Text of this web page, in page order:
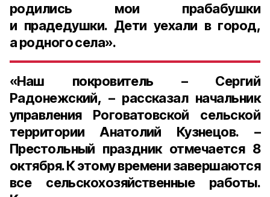
родились мои прабабушки
и прадедушки. Дети уехали в город,
а родного села».
«Наш покровитель – Сергий
Радонежский, – рассказал начальник
управления Роговатовской сельской
территории Анатолий Кузнецов. –
Престольный праздник отмечается 8
октября. К этому времени завершаются
все сельскохозяйственные работы.